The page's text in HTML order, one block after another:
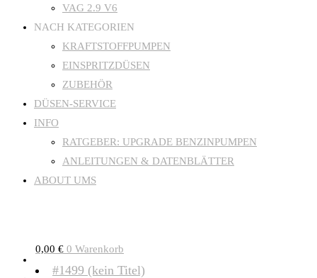
VAG 2.9 V6
NACH KATEGORIEN
KRAFTSTOFFPUMPEN
EINSPRITZDÜSEN
ZUBEHÖR
DÜSEN-SERVICE
INFO
RATGEBER: UPGRADE BENZINPUMPEN
ANLEITUNGEN & DATENBLÄTTER
ABOUT UMS
0,00 € 0 Warenkorb
#1499 (kein Titel)